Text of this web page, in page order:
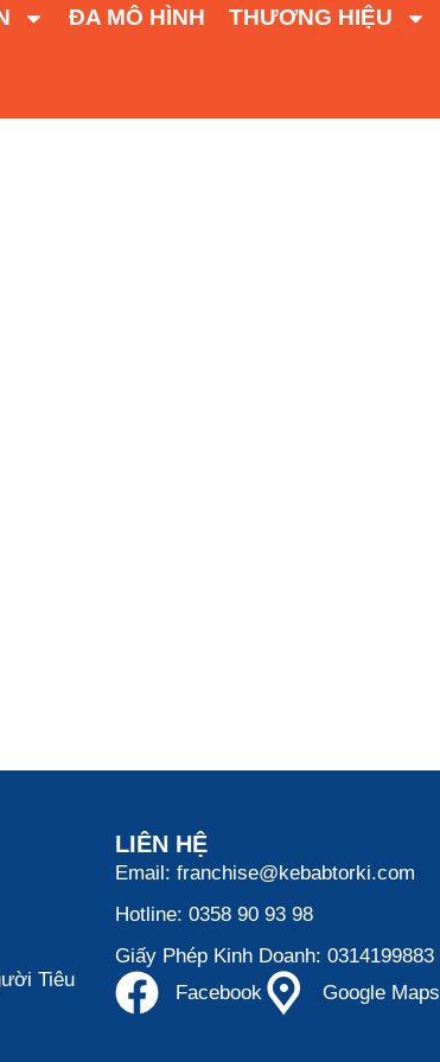
ĐA MÔ HÌNH THƯƠNG HIỆU
Tiêu
LIÊN HỆ
Email: franchise@kebabtorki.com
Hotline: 0358 90 93 98
Giấy Phép Kinh Doanh: 0314199883
Facebook
Google Maps